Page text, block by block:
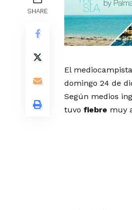
SHARE
El
domingo 24 de
Según medios
tuvo fiebre muy